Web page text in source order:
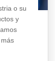
o su
y